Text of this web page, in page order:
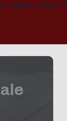
vil gerne modtage